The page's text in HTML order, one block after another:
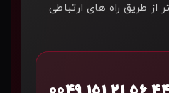
طريق راه های ارتباطی